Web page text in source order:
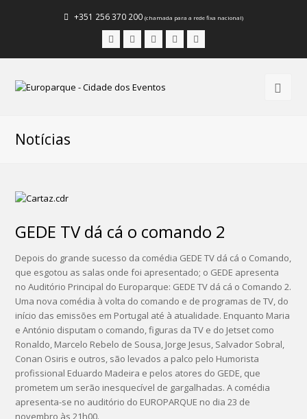
+351 256 370 200 (chamada para a rede fixa nacional)
FacebookInstagram
LinkedInYoutube
Notícias
GEDE TV dá cá o comando 2
Depois do grande sucesso da comédia GEDE TV dá cá o Comando,
que esgotou as salas onde foi apresentado; o GEDE apresenta
no Auditório Principal do Europarque: GEDE TV dá cá o Comando 2.
Uma nova comédia à volta do comando e de programas de TV, do
início das emissões em Portugal até à atualidade. Enquanto Maria
e António disputam o comando, figuras da TV e do Jetset como
Ronaldo, Marcelo Rebelo de Sousa, Jorge Jesus, Salvador Sobral,
Conan Osiris e outros, são levados a palco pelo Humorista
profissional Eduardo Madeira e pelos atores do GEDE, que
prometem um serão inesquecível de gargalhadas. A comédia
apresenta-se no auditório do EUROPARQUE no dia 23 de
novembro às 21h00.